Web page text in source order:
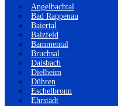
Angelbachtal
Bad Rappenau
Baiertal
Balzfeld
Bammental
Bruchsal
Daisbach
Dielheim
Dühren
Eschelbronn
Ehrstädt